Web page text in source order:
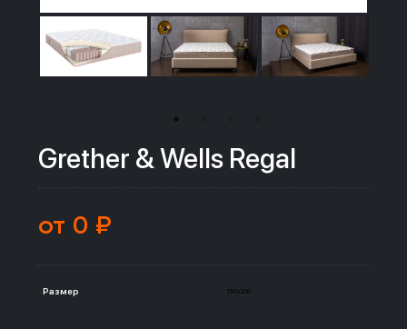
Grether & Wells Regal
от 0 ₽
Размер 160x200